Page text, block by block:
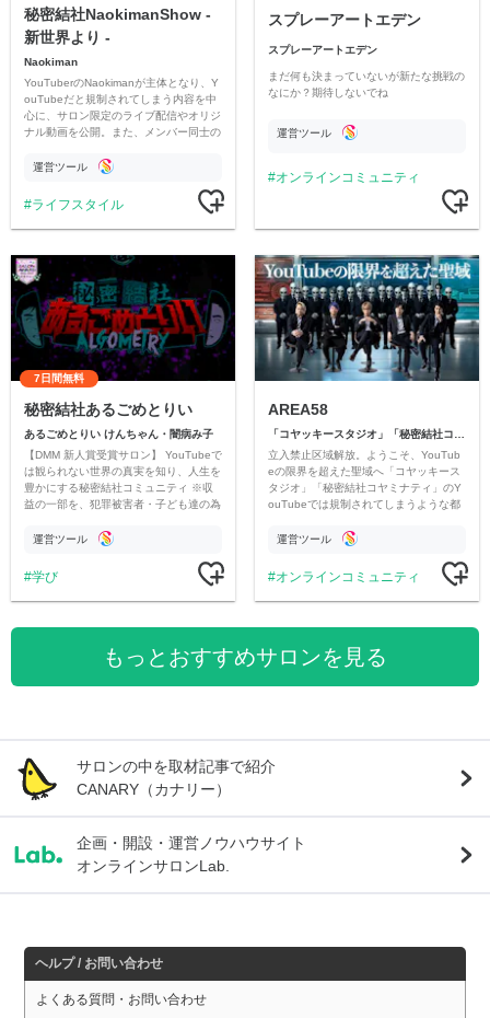
秘密結社NaokimanShow -
新世界より -
Naokiman
YouTuberのNaokimanが主体となり、Y
ouTubeだと規制されてしまう内容を中
心に、サロン限定のライブ配信やオリジ
ナル動画を公開。また、メンバー同士の
ただいています。
運営ツール
ライフスタイル
スプレーアートエデン
スプレーアートエデン
まだ何も決まっていないが新たな挑戦の
なにか？期待しないでね
運営ツール
オンラインコミュニティ
7日間無料
秘密結社あるごめとりい
あるごめとりい けんちゃん・闇病み子
【DMM 新人賞受賞サロン】 YouTubeで
は観られない世界の真実を知り、人生を
豊かにする秘密結社コミュニティ ※収
益の一部を、犯罪被害者・子ども達の為
す運営ツール
学び
AREA58
立入禁止区域解放。ようこそ、YouTub
eの限界を超えた聖域へ「コヤッキース
タジオ」「秘密結社コヤミナティ」のY
ouTubeでは規制されてしまうような都
公開。
運営ツール
オンラインコミュニティ
もっとおすすめサロンを見る
サロンの中を取材記事で紹介
CANARY（カナリー）
企画・開設・運営ノウハウサイト
オンラインサロンLab.
ヘルプ / お問い合わせ
よくある質問・お問い合わせ